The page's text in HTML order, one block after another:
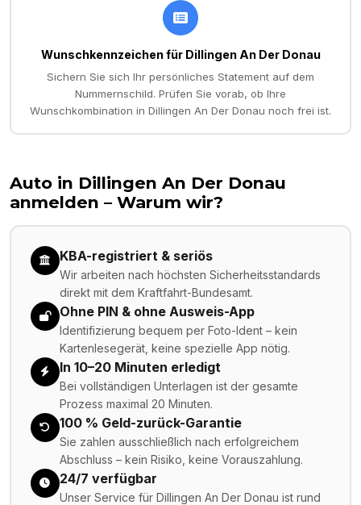
Wunschkennzeichen für Dillingen An Der Donau
Sichern Sie sich Ihr persönliches Statement auf dem
Nummernschild. Prüfen Sie vorab, ob Ihre
Wunschkombination in Dillingen An Der Donau noch frei ist.
Auto in Dillingen An Der Donau
anmelden – Warum wir?
KBA-registriert & seriös
Wir arbeiten nach höchsten Sicherheitsstandards
direkt mit dem Kraftfahrt-Bundesamt.
Ohne PIN & ohne Ausweis-App
Identifizierung bequem per Foto-Ident – kein
Kartenlesegerät, keine spezielle App nötig.
In 10–20 Minuten erledigt
Bei vollständigen Unterlagen ist der gesamte
Prozess maximal 20 Minuten.
100 % Geld-zurück-Garantie
Sie zahlen ausschließlich nach erfolgreichem
Abschluss – kein Risiko, keine Vorauszahlung.
24/7 verfügbar
Unser Service für Dillingen An Der Donau ist rund